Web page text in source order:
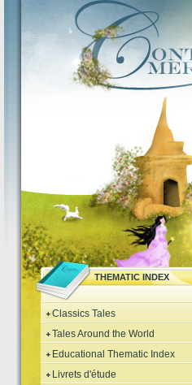
THEMATIC INDEX
Classics Tales
Tales Around the World
Educational Thematic Index
Livrets d'étude